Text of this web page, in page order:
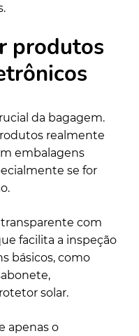
produtos
da bagagem.
realmente
embalagens
se for
com
facilita a inspeção
básicos, como
solar.
apenas o